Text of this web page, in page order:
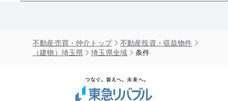
不動産売買・仲介トップ
不動産投資・収益物件
（建物）埼玉県
埼玉県全域 条件